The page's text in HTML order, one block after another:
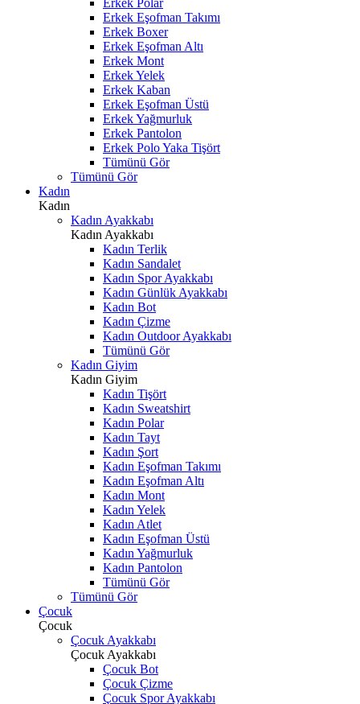
Erkek Polar
Erkek Eşofman Takımı
Erkek Boxer
Erkek Eşofman Altı
Erkek Mont
Erkek Yelek
Erkek Kaban
Erkek Eşofman Üstü
Erkek Yağmurluk
Erkek Pantolon
Erkek Polo Yaka Tişört
Tümünü Gör
Tümünü Gör
Kadın
Kadın
Kadın Ayakkabı
Kadın Ayakkabı
Kadın Terlik
Kadın Sandalet
Kadın Spor Ayakkabı
Kadın Günlük Ayakkabı
Kadın Bot
Kadın Çizme
Kadın Outdoor Ayakkabı
Tümünü Gör
Kadın Giyim
Kadın Giyim
Kadın Tişört
Kadın Sweatshirt
Kadın Polar
Kadın Tayt
Kadın Şort
Kadın Eşofman Takımı
Kadın Eşofman Altı
Kadın Mont
Kadın Yelek
Kadın Atlet
Kadın Eşofman Üstü
Kadın Yağmurluk
Kadın Pantolon
Tümünü Gör
Tümünü Gör
Çocuk
Çocuk
Çocuk Ayakkabı
Çocuk Ayakkabı
Çocuk Bot
Çocuk Çizme
Çocuk Spor Ayakkabı